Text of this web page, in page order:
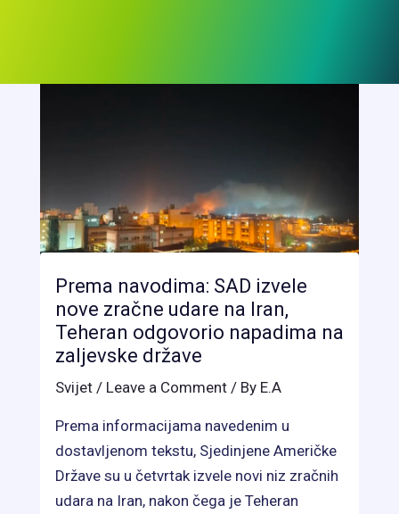
Prema navodima: SAD izvele
nove zračne udare na Iran,
Teheran odgovorio napadima na
zaljevske države
Svijet / Leave a Comment / By E.A
Prema informacijama navedenim u
dostavljenom tekstu, Sjedinjene Američke
Države su u četvrtak izvele novi niz zračnih
udara na Iran, nakon čega je Teheran